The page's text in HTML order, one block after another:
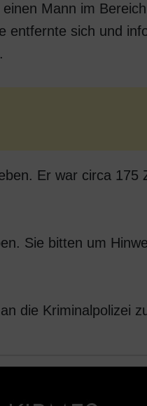
Mann im
sich und
Er war circa
Sie bitten um
die Kriminalpolizei